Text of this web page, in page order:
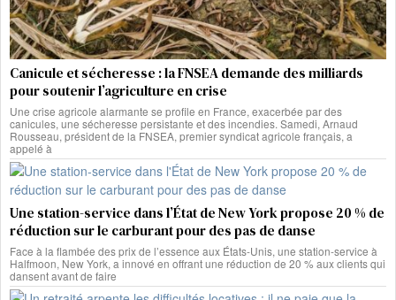
Canicule et sécheresse : la FNSEA demande des milliards
pour soutenir l’agriculture en crise
Une crise agricole alarmante se profile en France, exacerbée par des
canicules, une sécheresse persistante et des incendies. Samedi, Arnaud
Rousseau, président de la FNSEA, premier syndicat agricole français, a
appelé à
Une station-service dans l’État de New York propose 20 % de
réduction sur le carburant pour des pas de danse
Face à la flambée des prix de l’essence aux États-Unis, une station-service à
Halfmoon, New York, a innové en offrant une réduction de 20 % aux clients qui
dansent avant de faire